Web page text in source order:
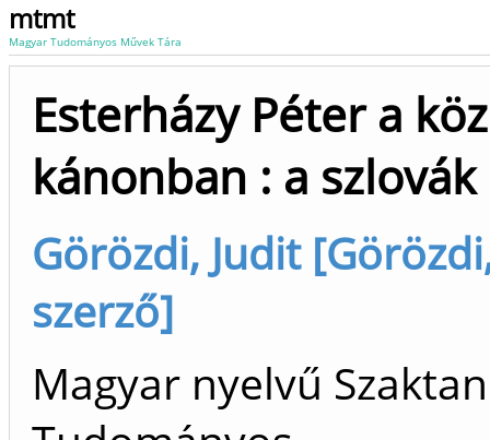
mtmt
Magyar Tudományos Művek Tára
Esterházy Péter a
kánonban : a
Görözdi, Judit
szerző]
Magyar nyelvű